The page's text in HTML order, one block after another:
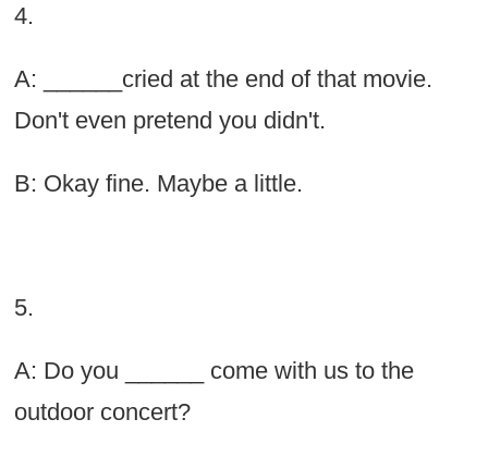
4.
A: ______cried at the end of that movie.
Don't even pretend you didn't.
B: Okay fine. Maybe a little.
5.
A: Do you ______ come with us to the
outdoor concert?